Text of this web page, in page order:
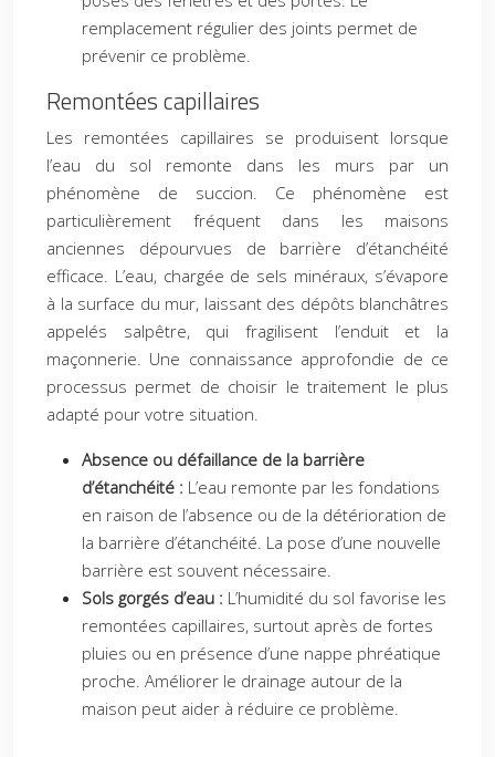
remplacement régulier des joints permet de
prévenir ce problème.
Remontées capillaires
Les remontées capillaires se produisent lorsque
l’eau du sol remonte dans les murs par un
phénomène de succion. Ce phénomène est
particulièrement fréquent dans les maisons
anciennes dépourvues de barrière d’étanchéité
efficace. L’eau, chargée de sels minéraux, s’évapore
à la surface du mur, laissant des dépôts blanchâtres
appelés salpêtre, qui fragilisent l’enduit et la
maçonnerie. Une connaissance approfondie de ce
processus permet de choisir le traitement le plus
adapté pour votre situation.
Absence ou défaillance de la barrière
d’étanchéité : L’eau remonte par les fondations
en raison de l’absence ou de la détérioration de
la barrière d’étanchéité. La pose d’une nouvelle
barrière est souvent nécessaire.
Sols gorgés d’eau : L’humidité du sol favorise les
remontées capillaires, surtout après de fortes
pluies ou en présence d’une nappe phréatique
proche. Améliorer le drainage autour de la
maison peut aider à réduire ce problème.